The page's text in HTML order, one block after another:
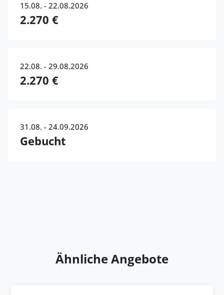
15.08. - 22.08.2026
2.270 €
22.08. - 29.08.2026
2.270 €
31.08. - 24.09.2026
Gebucht
Ähnliche Angebote